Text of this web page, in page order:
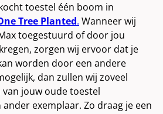
toestel één boom in
Tree Planted. Wanneer wij
toegestuurd of door jou
zorgen wij ervoor dat je
worden door een andere
dan zullen wij zoveel
jouw oude toestel
exemplaar. Zo draag je een